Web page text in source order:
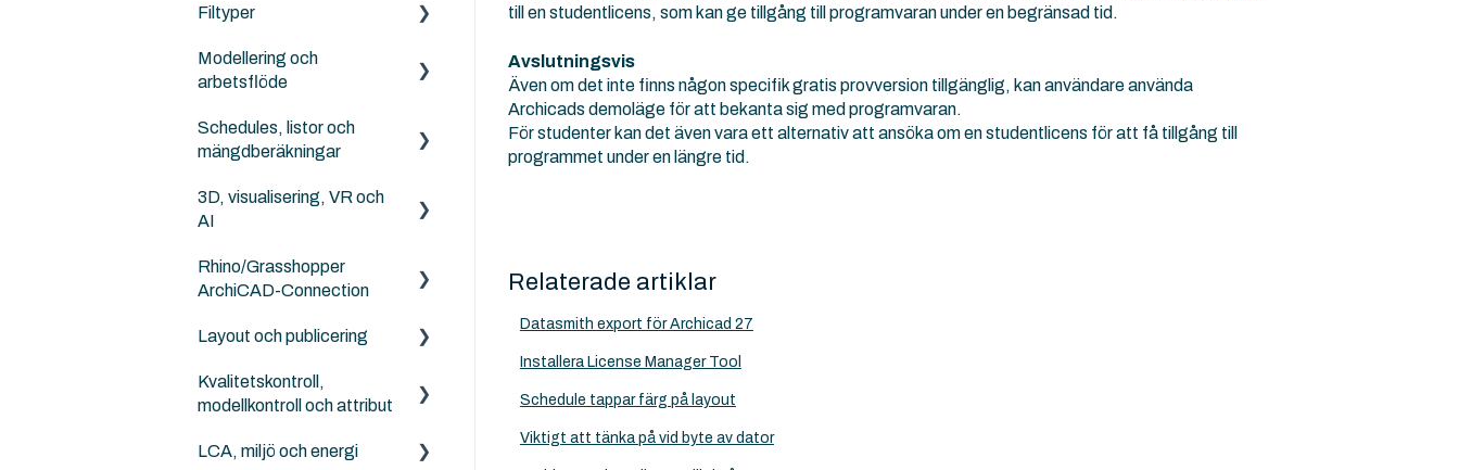
till en studentlicens, som kan ge tillgång till programvaran under en begränsad tid.
Avslutningsvis
Även om det inte finns någon specifik gratis provversion tillgänglig, kan användare använda
Archicads demoläge för att bekanta sig med programvaran.
För studenter kan det även vara ett alternativ att ansöka om en studentlicens för att få tillgång till
programmet under en längre tid.
Relaterade artiklar
Datasmith export för Archicad 27
Installera License Manager Tool
Schedule tappar färg på layout
Viktigt att tänka på vid byte av dator
IFC generellt
Archicad
Filtyper
PDF
Punktmoln
RFA
.pla, .tpl and .mod etc.)
Modellering och
arbetsflöde
Archicad
Schedules, listor och
mängdberäkningar
Archicad
3D, visualisering, VR och
AI
Archicad
Rhino/Grasshopper
ArchiCAD-Connection
Rhino - Grasshopper
Layout och publicering
Archicad
Kvalitetskontroll,
modellkontroll och attribut
Solibri
LCA, miljö och energi